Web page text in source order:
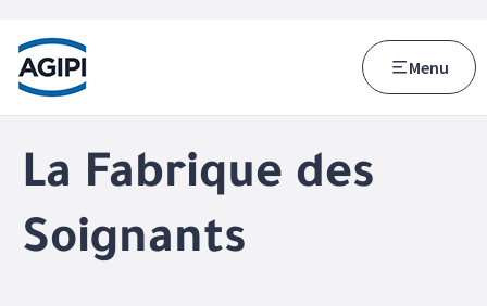
Accès au menu
Accès au contenu principal
Menu
La Fabrique des
Soignants